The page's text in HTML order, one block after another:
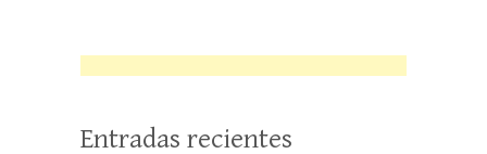
Entradas recientes